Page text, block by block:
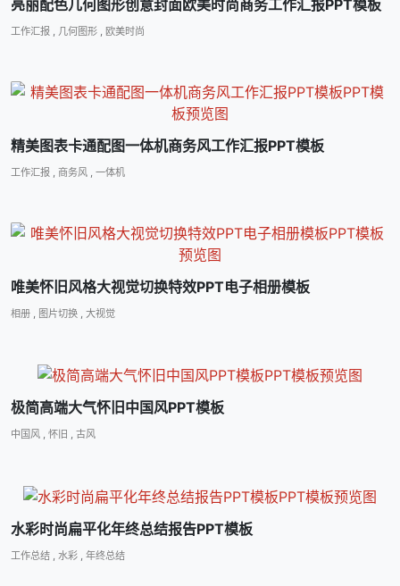
亮丽配色几何图形创意封面欧美时尚商务工作汇报PPT模板
工作汇报 几何图形 欧美时尚
精美图表卡通配图一体机商务风工作汇报PPT模板
工作汇报 商务风 一体机
唯美怀旧风格大视觉切换特效PPT电子相册模板
相册 图片切换 大视觉
极简高端大气怀旧中国风PPT模板
中国风 , 怀旧 , 古风
水彩时尚扁平化年终总结报告PPT模板
工作总结 , 水彩 , 年终总结